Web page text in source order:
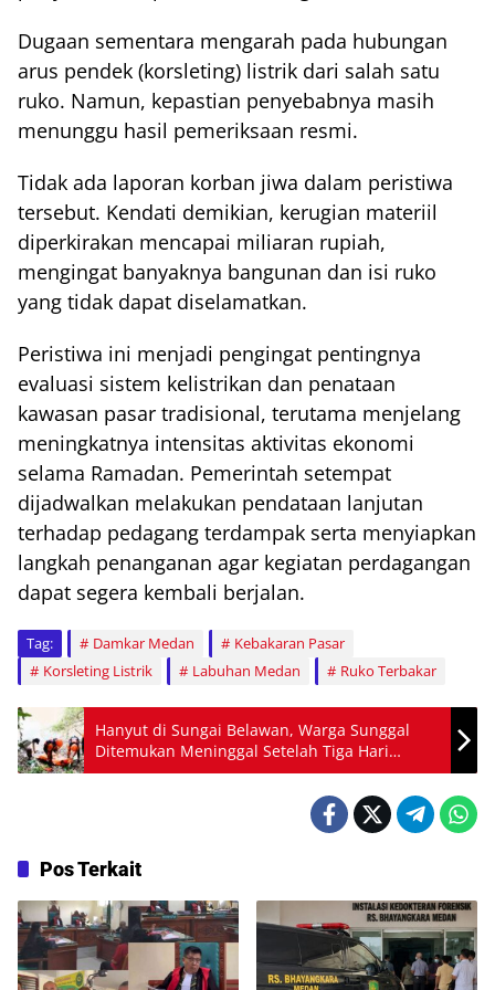
Dugaan sementara mengarah pada hubungan
arus pendek (korsleting) listrik dari salah satu
ruko. Namun, kepastian penyebabnya masih
menunggu hasil pemeriksaan resmi.
Tidak ada laporan korban jiwa dalam peristiwa
tersebut. Kendati demikian, kerugian materiil
diperkirakan mencapai miliaran rupiah,
mengingat banyaknya bangunan dan isi ruko
yang tidak dapat diselamatkan.
Peristiwa ini menjadi pengingat pentingnya
evaluasi sistem kelistrikan dan penataan
kawasan pasar tradisional, terutama menjelang
meningkatnya intensitas aktivitas ekonomi
selama Ramadan. Pemerintah setempat
dijadwalkan melakukan pendataan lanjutan
terhadap pedagang terdampak serta menyiapkan
langkah penanganan agar kegiatan perdagangan
dapat segera kembali berjalan.
Tag: Damkar Medan
Kebakaran Pasar
Korsleting Listrik
Labuhan Medan Ruko Terbakar
Hanyut di Sungai Belawan, Warga Sunggal
Ditemukan Meninggal Setelah Tiga Hari
Pencarian
Pos Terkait